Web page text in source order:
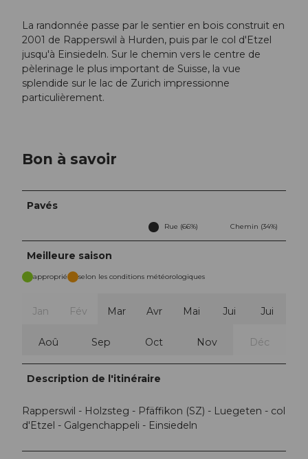
La randonnée passe par le sentier en bois construit en
2001 de Rapperswil à Hurden, puis par le col d'Etzel
jusqu'à Einsiedeln. Sur le chemin vers le centre de
pèlerinage le plus important de Suisse, la vue
splendide sur le lac de Zurich impressionne
particulièrement.
Bon à savoir
Pavés
Rue (66%) Chemin (34%)
Meilleure saison
approprié selon les conditions météorologiques
Jan Fév Mar Avr Mai Jui Jui
Aoû Sep Oct Nov Déc
Description de l'itinéraire
Rapperswil - Holzsteg - Pfäffikon (SZ) - Luegeten - col
d'Etzel - Galgenchappeli - Einsiedeln